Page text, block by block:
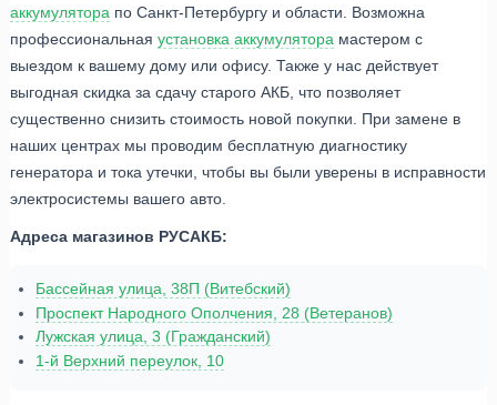
аккумулятора по Санкт-Петербургу и области. Возможна
профессиональная установка аккумулятора мастером с
выездом к вашему дому или офису. Также у нас действует
выгодная скидка за сдачу старого АКБ, что позволяет
существенно снизить стоимость новой покупки. При замене в
наших центрах мы проводим бесплатную диагностику
генератора и тока утечки, чтобы вы были уверены в исправности
электросистемы вашего авто.
Адреса магазинов РУСАКБ:
Бассейная улица, 38П (Витебский)
Проспект Народного Ополчения, 28 (Ветеранов)
Лужская улица, 3 (Гражданский)
1-й Верхний переулок, 10